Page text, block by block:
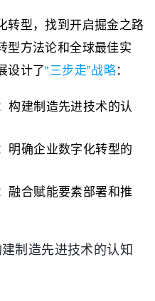
转型，找到开启掘金之路
型方法论和全球最佳实
设计了“三步走”战略：
构建制造先进技术的认
明确企业数字化转型的
融合赋能要素部署和推
制造先进技术的认知